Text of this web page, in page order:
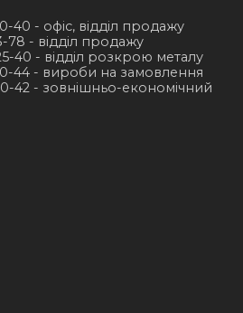
40 - офіс, відділ продажу
78 - відділ продажу
40 - відділ розкрою металу
44 - вироби на замовлення
42 - зовнішньо-економічний